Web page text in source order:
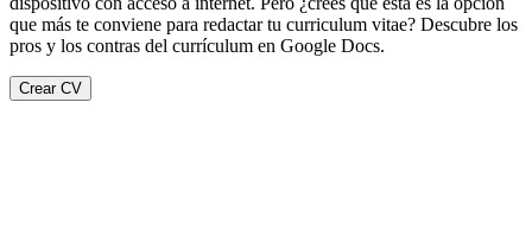
que más te conviene para redactar tu curriculum vitae? Descubre los
pros y los contras del currículum en Google Docs.
Crear CV